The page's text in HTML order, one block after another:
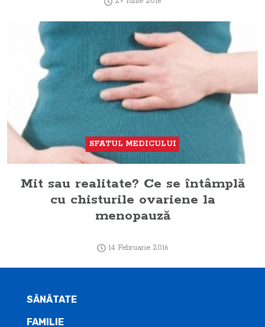
SFATUL MEDICULUI
Mit sau realitate? Ce se întâmplă
cu chisturile ovariene la
menopauză
14 Februarie 2016
SĂNĂTATE
FAMILIE